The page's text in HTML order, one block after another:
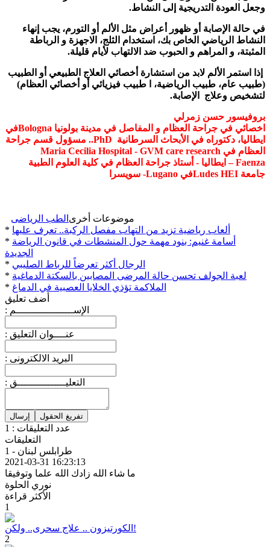
وجعل العودة التدريجية إلى النشاط.
في حالة الإصابة أو ظهور أعراض مثل الألم أو التورم، يجب إنهاء
النشاط الرياضي الخاص بك، استخدام الثلج، الاجهزة و الرباطة
المثبتة، و المراهم و الحبوب ضد الالتهاب لأيام قليلة.
إذا استمر الألم لابد من استشارة أخصائي العلاج الطبيعي أو الطبيب
(طبيب عام، طبيب الرياضية، ا طبيب فيزيائي أو أخصائي العظام)
لتشخيص وعلاج الإصابة.
بروفيسور حسن زمرلي
اخصائي في جراحة العظام و المفاصل في مدينة بولونيا Bolognaفي
ايطاليا، دكتوراه في الأبحاث السرطانية PhD.. مسؤول قسم جراحة
العظام في Maria Cecilia Hospital - GVM care research
Faenza– ايطاليا - أستاذ جراحة العظام في كلية العلوم الطبية
جامعة Ludes HEIفي Lugano- سويسرا
موضوعات أخرى الطب الرياضى
* ألعاب رياضية تزيد من التهاب مفصل الركبة.. تعرف عليها
* أسامة غنيم: بنود مهمة حول المنشطات في قانون الرياضة
الجديدة
* الرجال أكثر تعرضاً للرباط الصليبي
* لعبة الجولف تحسن حالة المرضى المصابين بالسكتة الدماغية
* الملاكمة تؤذي الخلايا العصبية في الدماغ
أضف تعليق
: الإســـــــــــــــــــم
: عنــــوان التعليق
: البريد الالكترونى
: التعليــــــــــــــــق
عدد التعليقات : 1
التعليقات
1 - طرابلس لبنان
2021-03-31 16:23:13
ما شاء الله زادك الله علما وتوفيقا
نوري الحلوة
الأكثر قراءة
1
الكورتيزون .. علاج سحرى.. ولكن!
2